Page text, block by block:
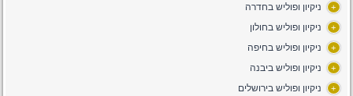
+ ניקיון ופוליש בחדרה
+ ניקיון ופוליש בחולון
+ ניקיון ופוליש בחיפה
+ ניקיון ופוליש ביבנה
+ ניקיון ופוליש בירושלים